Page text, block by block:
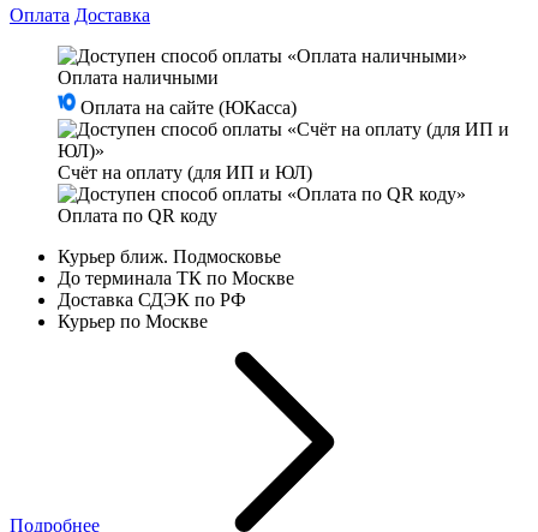
Оплата Доставка
Оплата наличными
Оплата на сайте (ЮКасса)
Счёт на оплату (для ИП и ЮЛ)
Оплата по QR коду
Курьер ближ. Подмосковье
До терминала ТК по Москве
Доставка СДЭК по РФ
Курьер по Москве
Подробнее